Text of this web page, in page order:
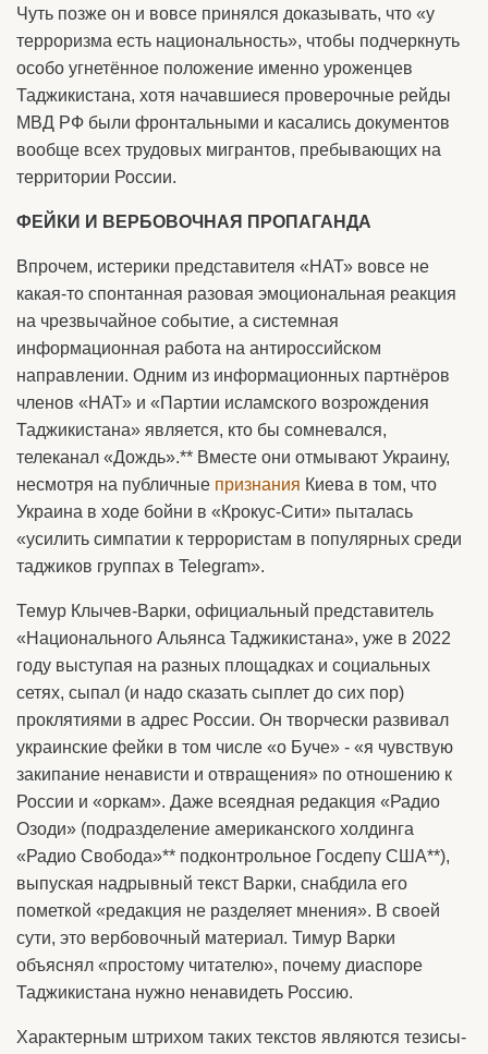
Чуть позже он и вовсе принялся доказывать, что «у
терроризма есть национальность», чтобы подчеркнуть
особо угнетённое положение именно уроженцев
Таджикистана, хотя начавшиеся проверочные рейды
МВД РФ были фронтальными и касались документов
вообще всех трудовых мигрантов, пребывающих на
территории России.
ФЕЙКИ И ВЕРБОВОЧНАЯ ПРОПАГАНДА
Впрочем, истерики представителя «НАТ» вовсе не
какая-то спонтанная разовая эмоциональная реакция
на чрезвычайное событие, а системная
информационная работа на антироссийском
направлении. Одним из информационных партнёров
членов «НАТ» и «Партии исламского возрождения
Таджикистана» является, кто бы сомневался,
телеканал «Дождь».** Вместе они отмывают Украину,
несмотря на публичные признания Киева в том, что
Украина в ходе бойни в «Крокус-Сити» пыталась
«усилить симпатии к террористам в популярных среди
таджиков группах в Telegram».
Темур Клычев-Варки, официальный представитель
«Национального Альянса Таджикистана», уже в 2022
году выступая на разных площадках и социальных
сетях, сыпал (и надо сказать сыплет до сих пор)
проклятиями в адрес России. Он творчески развивал
украинские фейки в том числе «о Буче» - «я чувствую
закипание ненависти и отвращения» по отношению к
России и «оркам». Даже всеядная редакция «Радио
Озоди» (подразделение американского холдинга
«Радио Свобода»** подконтрольное Госдепу США**),
выпуская надрывный текст Варки, снабдила его
пометкой «редакция не разделяет мнения». В своей
сути, это вербовочный материал. Тимур Варки
объяснял «простому читателю», почему диаспоре
Таджикистана нужно ненавидеть Россию.
Характерным штрихом таких текстов являются тезисы-